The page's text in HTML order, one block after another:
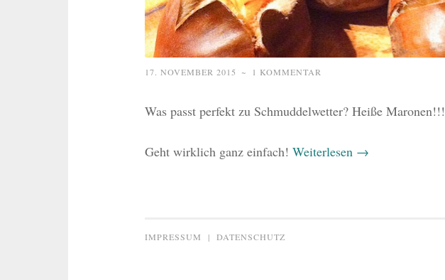
17. NOVEMBER 2015 ~ 1 KOMMENTAR
Was passt perfekt zu Schmuddelwetter? Heiße Maronen!!!
Geht wirklich ganz einfach! Weiterlesen →
IMPRESSUM | DATENSCHUTZ